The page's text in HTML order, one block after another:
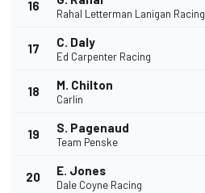
16
Rahal Letterman Lanigan Racing
17 C. Daly
Ed Carpenter Racing
18 M. Chilton
Carlin
19 S. Pagenaud
Team Penske
20 E. Jones
Dale Coyne Racing